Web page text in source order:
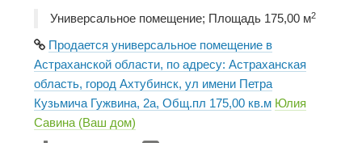
Универсальное помещение; Площадь 175,00 м2
Продается универсальное помещение в
Астраханской области, по адресу: Астраханская
область, город Ахтубинск, ул имени Петра
Кузьмича Гужвина, 2а, Общ.пл 175,00 кв.м Юлия
Савина (Ваш дом)